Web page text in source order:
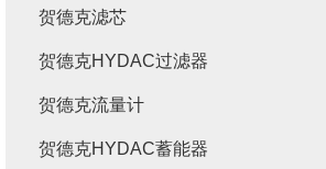
贺德克滤芯
贺德克HYDAC过滤器
贺德克流量计
贺德克HYDAC蓄能器